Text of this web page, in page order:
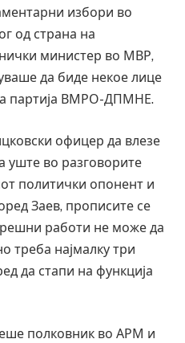
избори во
од страна на
министер во МВР,
да биде некое лице
партија ВМРО-ДПМНЕ.
офицер да влезе
уште во разговорите
политички опонент и
Заев, прописите се
работи не може да
треба најмалку три
да стапи на функција
полковник во АРМ и